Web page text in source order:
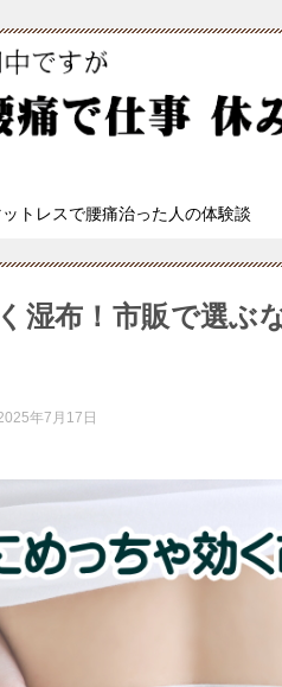
ットレスで腰痛治った人の体験談
湿布！市販で選ぶ
年7月17日